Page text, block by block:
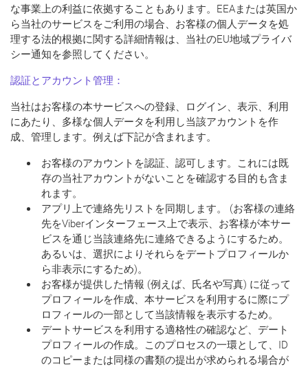
な事業上の利益に依拠することもあります。EEAまたは英国か
ら当社のサービスをご利用の場合、お客様の個人データを処
理する法的根拠に関する詳細情報は、当社のEU地域プライバ
シー通知を参照してください。
認証とアカウント管理：
当社はお客様の本サービスへの登録、ログイン、表示、利用
にあたり、多様な個人データを利用し当該アカウントを作
成、管理します。例えば下記が含まれます。
お客様のアカウントを認証、認可します。これには既
存の当社アカウントがないことを確認する目的も含ま
れます。
アプリ上で連絡先リストを同期します。 (お客様の連絡
先をViberインターフェース上で表示、お客様が本サー
ビスを通じ当該連絡先に連絡できるようにするため。
あるいは、選択によりそれらをデートプロフィールか
ら非表示にするため)。
お客様が提供した情報 (例えば、氏名や写真) に従って
プロフィールを作成、本サービスを利用するに際にプ
ロフィールの一部として当該情報を表示するため。
デートサービスを利用する適格性の確認など、デート
プロフィールの作成。このプロセスの一環として、ID
のコピーまたは同様の書類の提出が求められる場合が